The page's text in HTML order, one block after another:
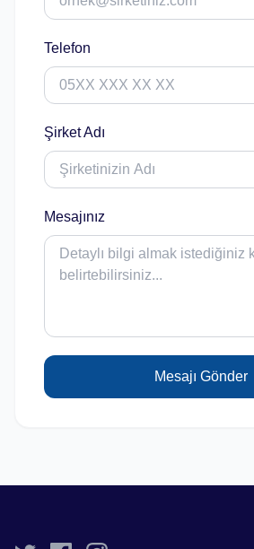
Telefon
Şirket Adı
Mesajınız
Mesajı Gönder